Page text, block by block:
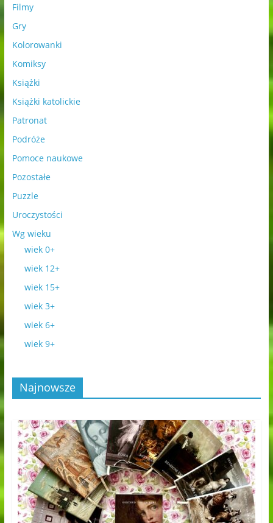
Filmy
Gry
Kolorowanki
Komiksy
Książki
Książki katolickie
Patronat
Podróże
Pomoce naukowe
Pozostałe
Puzzle
Uroczystości
Wg wieku
wiek 0+
wiek 12+
wiek 15+
wiek 3+
wiek 6+
wiek 9+
Najnowsze